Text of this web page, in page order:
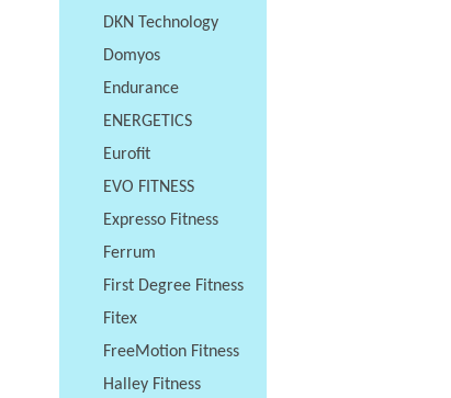
DKN Technology
Domyos
Endurance
ENERGETICS
Eurofit
EVO FITNESS
Expresso Fitness
Ferrum
First Degree Fitness
Fitex
FreeMotion Fitness
Halley Fitness